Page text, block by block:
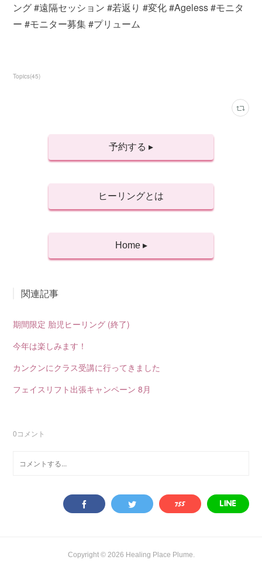
ング #遠隔セッション #若返り #変化 #Ageless #モニタ
ー #モニター募集 #プリューム
Topics(45)
予約する ▸
ヒーリングとは
Home ▸
関連記事
期間限定 胎児ヒーリング (終了)
今年は楽しみます！
カンクンにクラス受講に行ってきました
フェイスリフト出張キャンペーン 8月
0コメント
Copyright © 2026 Healing Place Plume.